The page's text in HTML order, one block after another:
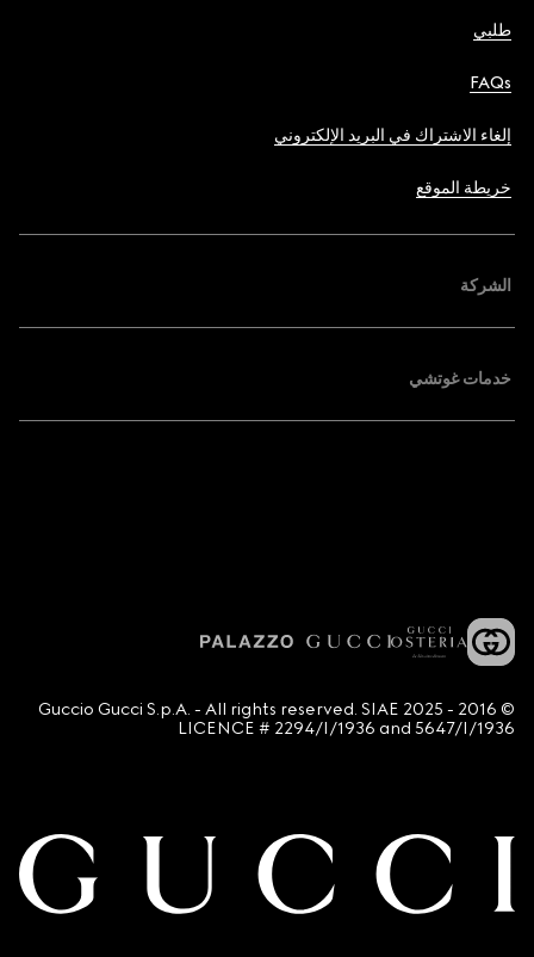
طلبي
FAQs
إلغاء الاشتراك في البريد الإلكتروني
خريطة الموقع
الشركة
خدمات غوتشي
© 2016 - 2025 Guccio Gucci S.p.A. - All rights reserved. SIAE
LICENCE # 2294/I/1936 and 5647/I/1936